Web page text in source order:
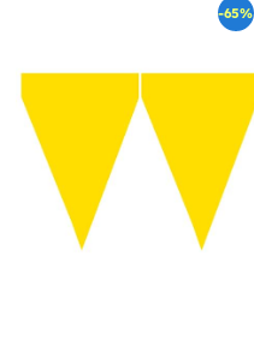
-65%